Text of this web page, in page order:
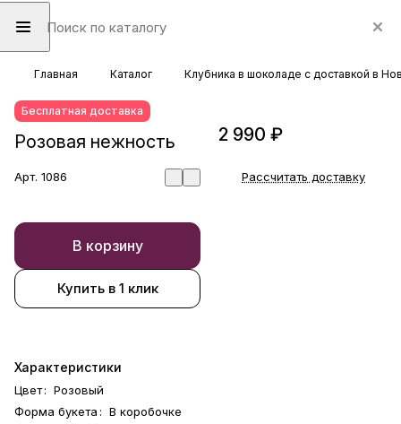
Главная Каталог Клубника в шоколаде с доставкой в
Бесплатная доставка
Розовая нежность
Арт. 1086
В корзину
Купить в 1 клик
Характеристики
Цвет: Розовый
Форма букета : В коробочке
2 990 ₽
Рассчитать доставку